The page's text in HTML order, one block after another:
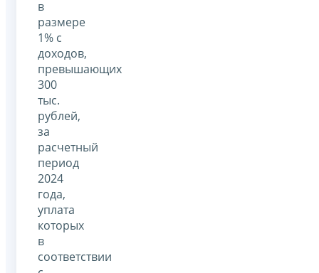
в
размере
1% с
доходов,
превышающих
300
тыс.
рублей,
за
расчетный
период
2024
года,
уплата
которых
в
соответствии